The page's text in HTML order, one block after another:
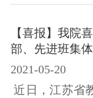
为师生群众办
织开展了
谈会。学工处
学工处副...
【喜报】我院
部、先进班集
2021-05-20
近日，江苏省